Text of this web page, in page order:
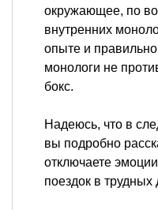
окружающее, по
внутренних
опыте и
монологи не
бокс.
Надеюсь, что в
вы подробно
отключаете
поездок в